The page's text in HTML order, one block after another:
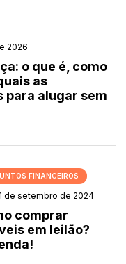
2026
o que é, como
as
para alugar sem
FINANCEIROS
de setembro de 2024
comprar
em leilão?